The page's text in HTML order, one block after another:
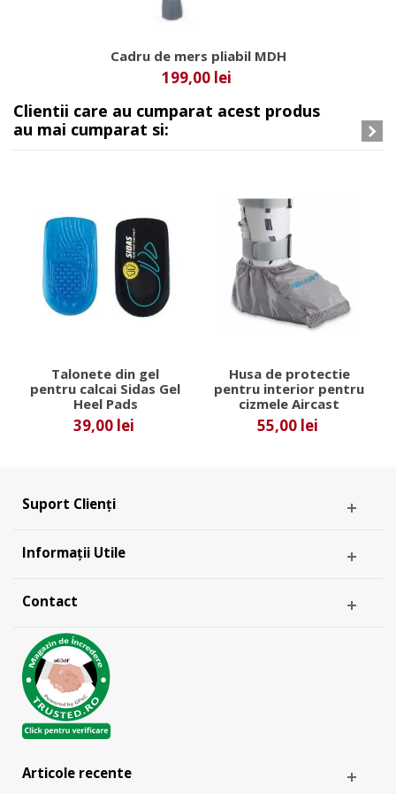
Cadru de mers pliabil MDH
199,00 lei
Clientii care au cumparat acest produs
au mai cumparat si:
Talonete din gel
pentru calcai Sidas Gel
Heel Pads
39,00 lei
Husa de protectie
pentru interior pentru
cizmele Aircast
55,00 lei
Suport Clienți
Informații Utile
Contact
Articole recente